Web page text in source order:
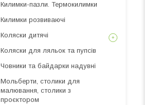
Килимки-пазли. Термокилимки
Килимки розвиваючі
Коляски дитячі
Коляски для ляльок та пупсів
Човники та байдарки надувні
Мольберти, столики для
малювання, столики з
проєктором